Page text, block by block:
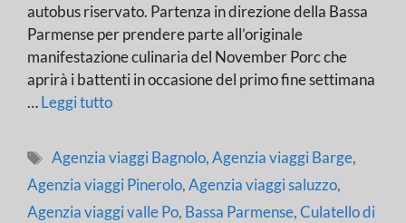
autobus riservato. Partenza in direzione della Bassa
Parmense per prendere parte all’originale
manifestazione culinaria del November Porc che
aprirà i battenti in occasione del primo fine settimana
…Leggi tutto
Tag
Agenzia viaggi Bagnolo,Agenzia viaggi Barge,
Agenzia viaggi Pinerolo,Agenzia viaggi saluzzo,
Agenzia viaggi valle Po, Bassa Parmense,Culatello di